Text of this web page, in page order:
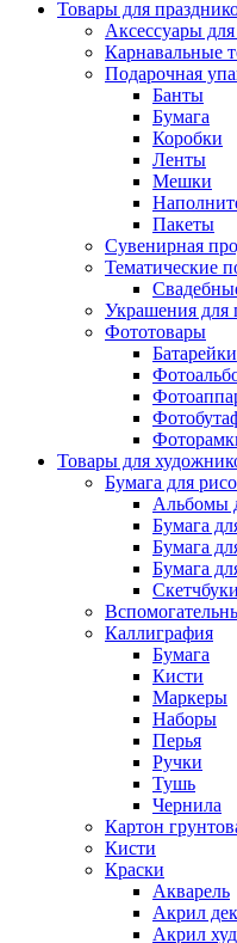
Товары для
Аксессуары
Карнавальные
Подарочная
Банты
Бумага
Коробки
Ленты
Мешки
Пакеты
Сувенирная
Тематические
Украшения для
Фототовары
Батарейки
Товары для
Бумага для
Альбомы
Бумага
Бумага
Бумага
Скетчбуки
Каллиграфия
Бумага
Кисти
Маркеры
Наборы
Перья
Ручки
Тушь
Чернила
Картон
Кисти
Краски
Акварель
Акрил
Акрил